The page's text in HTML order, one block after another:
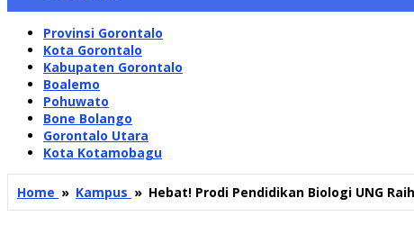
Provinsi Gorontalo
Kota Gorontalo
Kabupaten Gorontalo
Boalemo
Pohuwato
Bone Bolango
Gorontalo Utara
Kota Kotamobagu
Home » Kampus » Hebat! Prodi Pendidikan Biologi UNG